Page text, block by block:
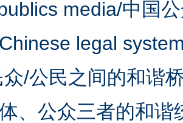
media/中国
legal
/公民之间的和谐
、公众三者的和谐